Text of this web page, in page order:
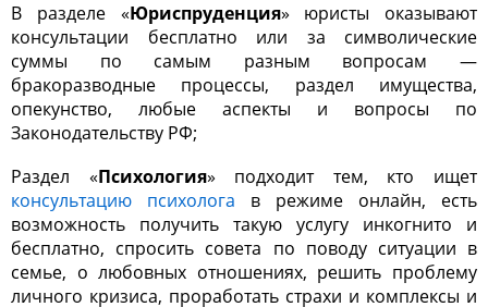
В разделе «Юриспруденция» юристы оказывают
консультации бесплатно или за символические
суммы по самым разным вопросам —
бракоразводные процессы, раздел имущества,
опекунство, любые аспекты и вопросы по
Законодательству РФ;
Раздел «Психология» подходит тем, кто ищет
консультацию психолога в режиме онлайн, есть
возможность получить такую услугу инкогнито и
бесплатно, спросить совета по поводу ситуации в
семье, о любовных отношениях, решить проблему
личного кризиса, проработать страхи и комплексы и